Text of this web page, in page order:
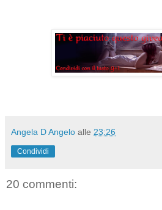
Angela D Angelo alle 23:26
Condividi
20 commenti: